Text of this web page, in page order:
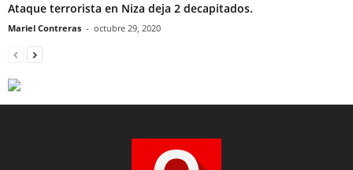
Ataque terrorista en Niza deja 2 decapitados.
Mariel Contreras - octubre 29, 2020